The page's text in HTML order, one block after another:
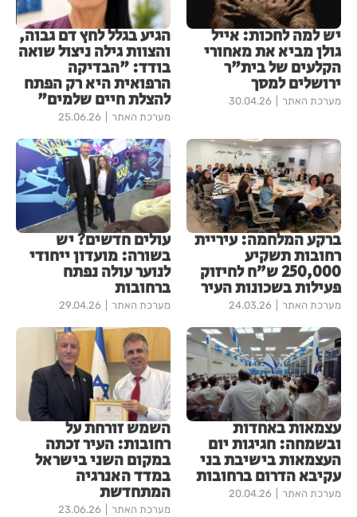
יש למה לחכות: אייל
גולן מביא את מאחורי
הקלעים של בית"ר
ירושלים למסך
מערכת האתר 30.04.26
הגיע בגלל לחץ דם גבוה,
והצוות גילה ניצול שואה
בודד: "הבדיקה
הרפואית היא רק הפתח
להצלת חיים שלמים"
מערכת האתר 25.06.26
ברקע המלחמה: עיריית
רחובות תשקיע
250,000 ש”ח לחיזוק
פעילות בשכונות העיר
מערכת האתר 24.03.26
עולים חדשים? יש
בשורה: מועדון ייחודי
לנוער עולה נפתח
ברחובות
מערכת האתר 29.04.26
עצמאות באחדות
ובשמחה: חגיגות יום
העצמאות בישיבת בני
עקיבא הדרום ברחובות
מערכת האתר 20.04.26
השמש זורחת על
רחובות: העיר זכתה
במקום השני בישראל
במדד האנרגיה
המתחדשת
מערכת האתר 23.06.26